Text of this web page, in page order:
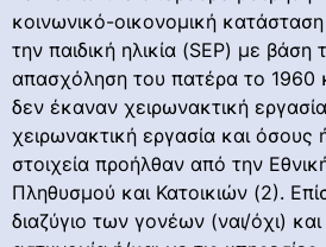
κοινωνικό-οικονομική
την παιδική ηλικία (SEP) με βάση
απασχόληση του πατέρα το 1960
δεν έκαναν χειρωνακτική
χειρωνακτική εργασία και όσους
στοιχεία προήλθαν από την
Πληθυσμού και Κατοικιών (2).
διαζύγιο των γονέων (ναι/όχι)